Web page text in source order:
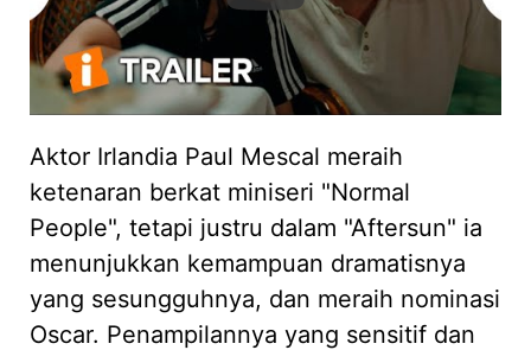
Aktor Irlandia Paul Mescal meraih
ketenaran berkat miniseri "Normal
People", tetapi justru dalam "Aftersun" ia
menunjukkan kemampuan dramatisnya
yang sesungguhnya, dan meraih nominasi
Oscar. Penampilannya yang sensitif dan